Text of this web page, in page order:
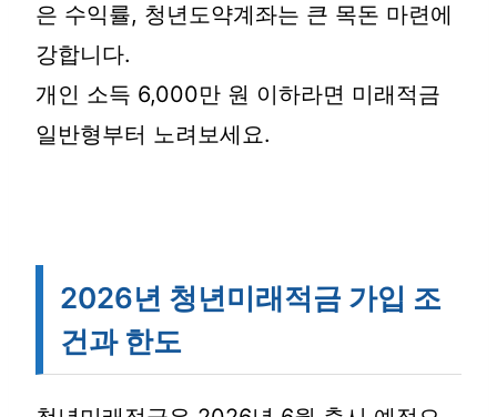
은 수익률, 청년도약계좌는 큰 목돈 마련에
강합니다.
개인 소득 6,000만 원 이하라면 미래적금
일반형부터 노려보세요.
2026년 청년미래적금 가입 조
건과 한도